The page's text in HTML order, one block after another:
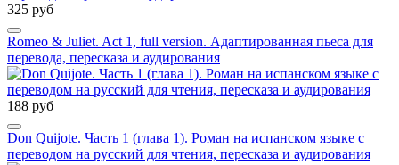
325 руб
Romeo & Juliet. Act 1, full version. Адаптированная пьеса для
перевода, пересказа и аудирования
188 руб
Don Quijote. Часть 1 (глава 1). Роман на испанском языке с
переводом на русский для чтения, пересказа и аудирования